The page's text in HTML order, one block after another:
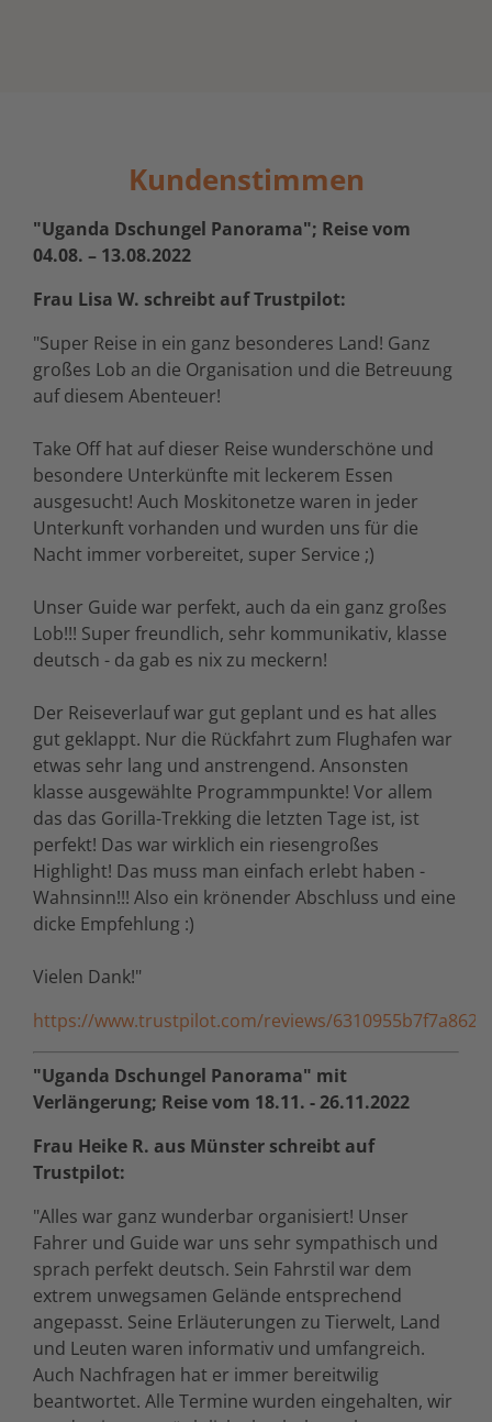
Kundenstimmen
"Uganda Dschungel Panorama"; Reise vom
04.08. – 13.08.2022
Frau Lisa W. schreibt auf Trustpilot:
"Super Reise in ein ganz besonderes Land! Ganz
großes Lob an die Organisation und die Betreuung
auf diesem Abenteuer!
Take Off hat auf dieser Reise wunderschöne und
besondere Unterkünfte mit leckerem Essen
ausgesucht! Auch Moskitonetze waren in jeder
Unterkunft vorhanden und wurden uns für die
Nacht immer vorbereitet, super Service ;)
Unser Guide war perfekt, auch da ein ganz großes
Lob!!! Super freundlich, sehr kommunikativ, klasse
deutsch - da gab es nix zu meckern!
Der Reiseverlauf war gut geplant und es hat alles
gut geklappt. Nur die Rückfahrt zum Flughafen war
etwas sehr lang und anstrengend. Ansonsten
klasse ausgewählte Programmpunkte! Vor allem
das das Gorilla-Trekking die letzten Tage ist, ist
perfekt! Das war wirklich ein riesengroßes
Highlight! Das muss man einfach erlebt haben -
Wahnsinn!!! Also ein krönender Abschluss und eine
dicke Empfehlung :)
Vielen Dank!"
https://www.trustpilot.com/reviews/
"Uganda Dschungel Panorama" mit
Verlängerung; Reise vom 18.11. - 26.11.2022
Frau Heike R. aus Münster schreibt auf
Trustpilot:
"Alles war ganz wunderbar organisiert! Unser
Fahrer und Guide war uns sehr sympathisch und
sprach perfekt deutsch. Sein Fahrstil war dem
extrem unwegsamen Gelände entsprechend
angepasst. Seine Erläuterungen zu Tierwelt, Land
und Leuten waren informativ und umfangreich.
Auch Nachfragen hat er immer bereitwilig
beantwortet. Alle Termine wurden eingehalten, wir